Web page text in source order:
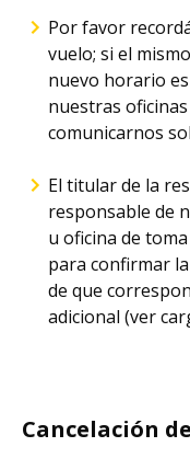
Por favor
vuelo; si el
nuevo horario
nuestras
comunicarnos
El titular de la
responsable de
u oficina de
para confirmar
de que
adicional (ver
Cancelación